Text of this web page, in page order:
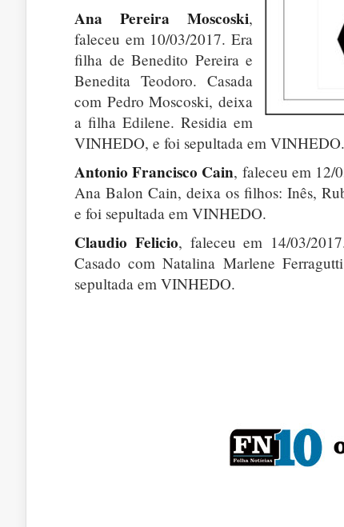
Ana Pereira Moscoski,
faleceu em 10/03/2017. Era
filha de Benedito Pereira e
Benedita Teodoro. Casada
com Pedro Moscoski, deixa
a filha Edilene. Residia em
VINHEDO, e foi sepultada em VINHEDO.
Antonio Francisco Cain, faleceu em 12/
Ana Balon Cain, deixa os filhos: Inês,
e foi sepultada em VINHEDO.
Claudio Felicio, faleceu em 14/03/
Casado com Natalina Marlene
sepultada em VINHEDO.